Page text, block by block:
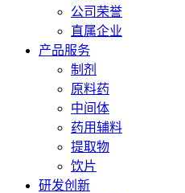
公司荣誉
直属企业
产品服务
制剂
原料药
中间体
药用辅料
提取物
饮片
研发创新